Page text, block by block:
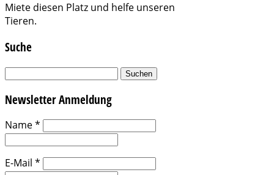
Miete diesen Platz und helfe unseren
Tieren.
Suche
Suchen
Newsletter Anmeldung
Name*
E-Mail *